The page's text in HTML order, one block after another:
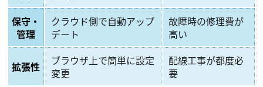
保守・
管理
クラウド側で自動アップ
デート
故障時の修理費が
高い
拡張性
ブラウザ上で簡単に設定
変更
配線工事が都度必
要